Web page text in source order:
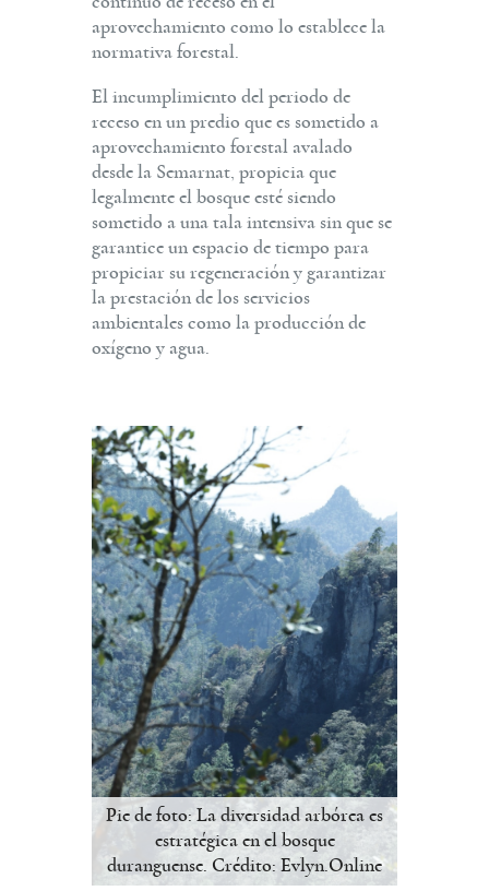
aprovechamiento como lo establece la
normativa forestal.
El incumplimiento del periodo de
receso en un predio que es sometido a
aprovechamiento forestal avalado
desde la Semarnat, propicia que
legalmente el bosque esté siendo
sometido a una tala intensiva sin que se
garantice un espacio de tiempo para
propiciar su regeneración y garantizar
la prestación de los servicios
ambientales como la producción de
oxígeno y agua.
Pie de foto: La diversidad arbórea es
estratégica en el bosque
duranguense. Crédito: Evlyn.Online